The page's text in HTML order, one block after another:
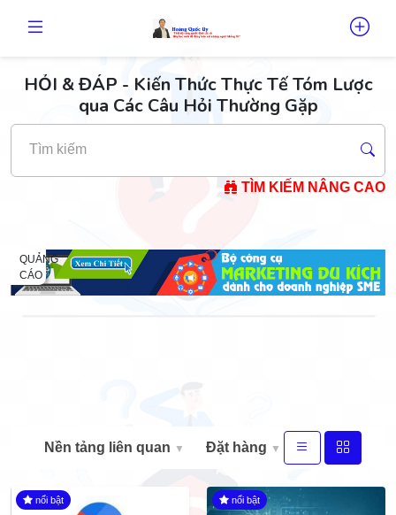
HỎI & ĐÁP - Kiến Thức Thực Tế Tóm Lược
qua Các Câu Hỏi Thường Gặp
Tìm kiếm
TÌM KIẾM NÂNG CAO
QUẢNG
CÁO
Nền tảng liên quan ▼ Đặt hàng ▼
nổi bật nổi bật